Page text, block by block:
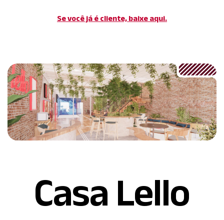
Se você já é cliente, baixe aqui.
Casa Lello